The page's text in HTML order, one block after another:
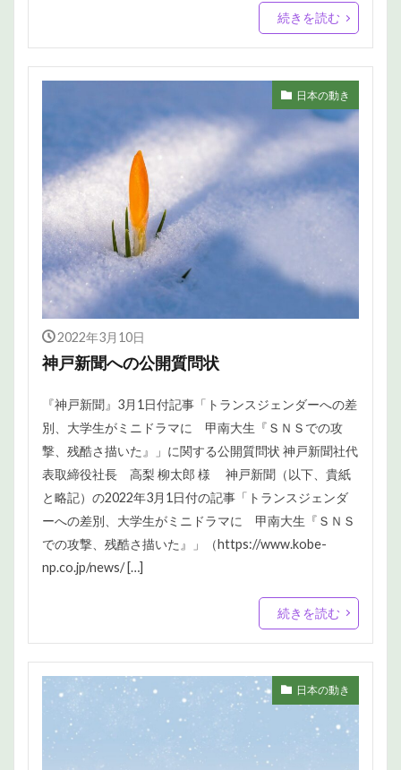
続きを読む
日本の動き
2022年3月10日
神戸新聞への公開質問状
『神戸新聞』3月1日付記事「トランスジェンダーへの差
別、大学生がミニドラマに 甲南大生『ＳＮＳでの攻
撃、残酷さ描いた』」に関する公開質問状 神戸新聞社代
表取締役社長 高梨 柳太郎 様 神戸新聞（以下、貴紙
と略記）の2022年3月1日付の記事「トランスジェンダ
ーへの差別、大学生がミニドラマに 甲南大生『ＳＮＳ
での攻撃、残酷さ描いた』」（https://www.kobe-
np.co.jp/news/ […]
続きを読む
日本の動き